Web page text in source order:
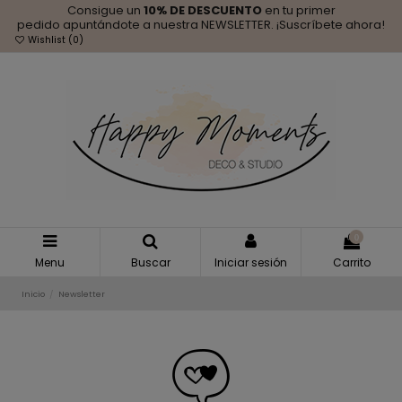
Consigue un 10% DE DESCUENTO en tu primer
pedido apuntándote a nuestra NEWSLETTER. ¡Suscríbete ahora!
Wishlist (0)
Menu Buscar Iniciar sesión Carrito
Inicio Newsletter